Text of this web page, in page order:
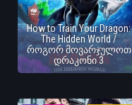
How to Train Your Dragon:
The Hidden World /
როგორ მოვარჯულოთ
დრაკონი 3